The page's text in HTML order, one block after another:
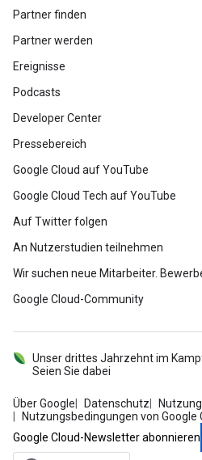
Partner finden
Partner werden
Ereignisse
Podcasts
Developer Center
Pressebereich
Google Cloud auf YouTube
Google Cloud Tech auf YouTube
Auf Twitter folgen
An Nutzerstudien teilnehmen
Wir suchen neue Mitarbeiter.
Google Cloud-Community
Über Google Datenschutz
Nutzungsbedingungen von Google
Unser drittes Jahrzehnt im
Seien Sie dabei
Google Cloud-Newsletter abonnieren